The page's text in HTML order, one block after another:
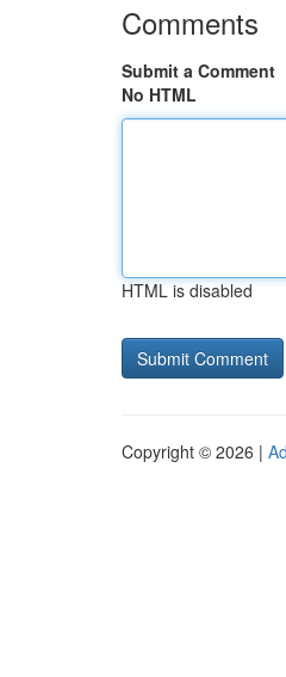
Comments
Submit a Comment
No HTML
HTML is disabled
Copyright © 2026 |